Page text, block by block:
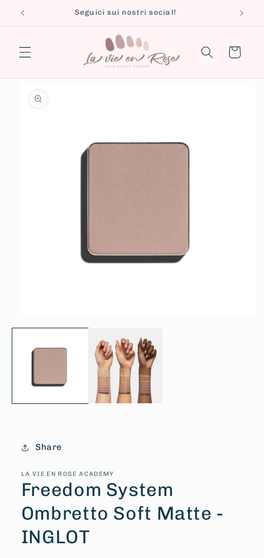
direttamente
Seguici sui nostri social!
Carrello
Passa alle
informazioni
sul prodotto
contenuti
Share
LA VIE EN ROSE ACADEMY
Freedom System
Ombretto Soft Matte -
INGLOT